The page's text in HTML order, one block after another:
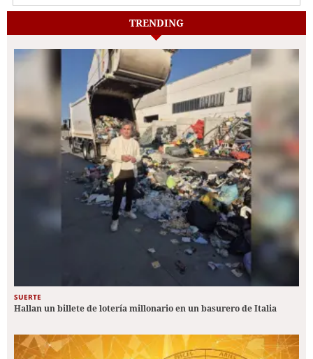
TRENDING
SUERTE
Hallan un billete de lotería millonario en un basurero de Italia